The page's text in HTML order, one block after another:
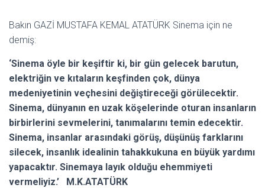
Bakın GAZİ MUSTAFA KEMAL ATATÜRK Sinema için ne
demiş:
‘Sinema öyle bir keşiftir ki, bir gün gelecek barutun,
elektriğin ve kıtaların keşfinden çok, dünya
medeniyetinin veçhesini değiştireceği görülecektir.
Sinema, dünyanın en uzak köşelerinde oturan insanların
birbirlerini sevmelerini, tanımalarını temin edecektir.
Sinema, insanlar arasındaki görüş, düşünüş farklarını
silecek, insanlık idealinin tahakkukuna en büyük yardımı
yapacaktır. Sinemaya layık olduğu ehemmiyeti
vermeliyiz.’ M.K.ATATÜRK